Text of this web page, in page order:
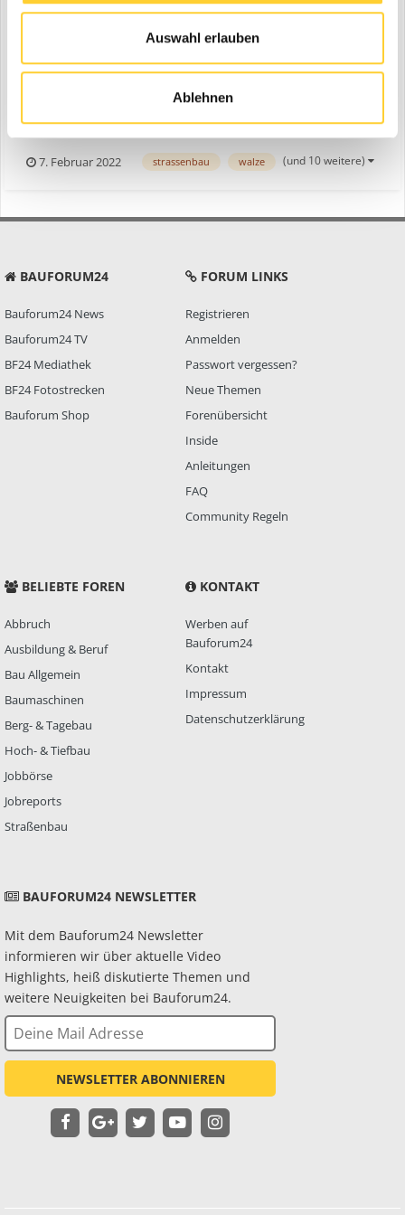
Auswahl erlauben
Ablehnen
Ammann Minifertiger AFW 150-2
ein Thema erstellte Bauforum24 inNews aus der
Baumaschinen Industrie
nur schwer eine 1A-Einbauqualität mit absolut homogenem
Erscheinungsbild der Deckschicht. Setzen sie jedoch bei ihren
7. Februar 2022 strassenbau walze (und 10 weitere)
BAUFORUM24
Bauforum24 News
Bauforum24 TV
BF24 Mediathek
BF24 Fotostrecken
Bauforum Shop
FORUM LINKS
Registrieren
Anmelden
Passwort vergessen?
Neue Themen
Forenübersicht
Inside
Anleitungen
FAQ
Community Regeln
BELIEBTE FOREN
Abbruch
Ausbildung & Beruf
Bau Allgemein
Baumaschinen
Berg- & Tagebau
Hoch- & Tiefbau
Jobbörse
Jobreports
Straßenbau
KONTAKT
Werben auf
Bauforum24
Kontakt
Impressum
Datenschutzerklärung
BAUFORUM24 NEWSLETTER
Mit dem Bauforum24 Newsletter
informieren wir über aktuelle Video
Highlights, heiß diskutierte Themen und
weitere Neuigkeiten bei Bauforum24.
NEWSLETTER ABONNIEREN